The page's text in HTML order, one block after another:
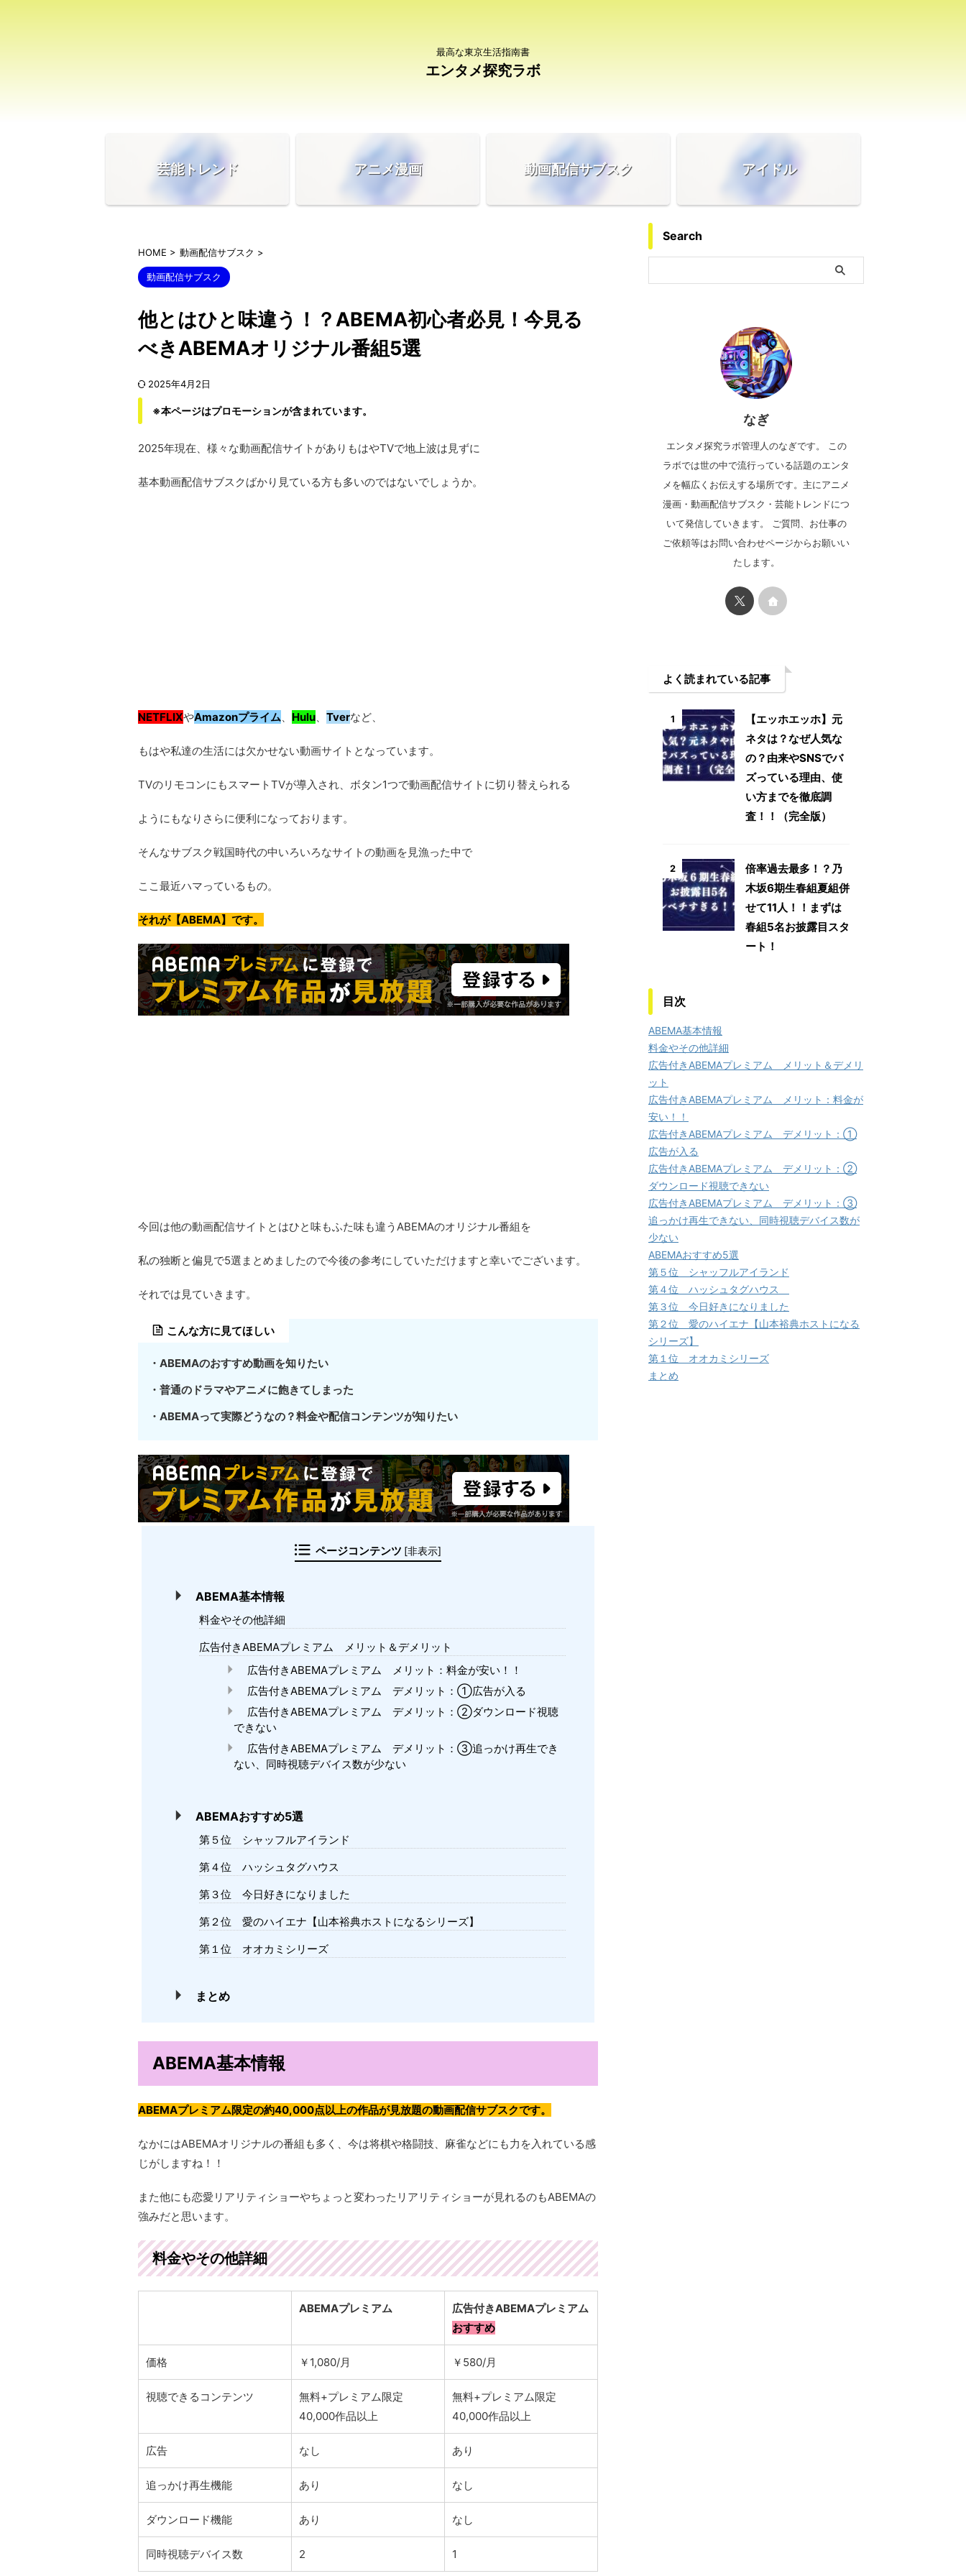
最高な東京生活指南書
エンタメ探究ラボ
芸能トレンド アニメ漫画 動画配信サブスク アイドル
HOME > 動画配信サブスク >
動画配信サブスク
他とはひと味違う！？ABEMA初心者必見！今見る
べきABEMAオリジナル番組5選
2025年4月2日
※本ページはプロモーションが含まれています。
2025年現在、様々な動画配信サイトがありもはやTVで地上波は見ずに
基本動画配信サブスクばかり見ている方も多いのではないでしょうか。
NETFLIXやAmazonプライム、 Hulu、 Tverなど、
もはや私達の生活には欠かせない動画サイトとなっています。
TVのリモコンにもスマートTVが導入され、ボタン1つで動画配信サイトに切り替えられる
ようにもなりさらに便利になっております。
そんなサブスク戦国時代の中いろいろなサイトの動画を見漁った中で
ここ最近ハマっているもの。
それが【ABEMA】です。
今回は他の動画配信サイトとはひと味もふた味も違うABEMAのオリジナル番組を
私の独断と偏見で5選まとめましたので今後の参考にしていただけますと幸いでございます。
それでは見ていきます。
こんな方に見てほしい
・ABEMAのおすすめ動画を知りたい
・普通のドラマやアニメに飽きてしまった
・ABEMAって実際どうなの？料金や配信コンテンツが知りたい
ページコンテンツ [非表示]
ABEMA基本情報
料金やその他詳細
広告付きABEMAプレミアム メリット＆デメリット
広告付きABEMAプレミアム メリット：料金が安い！！
広告付きABEMAプレミアム デメリット：①広告が入る
広告付きABEMAプレミアム デメリット：②ダウンロード視聴
できない
広告付きABEMAプレミアム デメリット：③追っかけ再生でき
ない、同時視聴デバイス数が少ない
ABEMAおすすめ5選
第５位 シャッフルアイランド
第４位 ハッシュタグハウス
第３位 今日好きになりました
第２位 愛のハイエナ【山本裕典ホストになるシリーズ】
第１位 オオカミシリーズ
まとめ
ABEMA基本情報
ABEMAプレミアム限定の約40,000点以上の作品が見放題の動画配信サブスクです。
なかにはABEMAオリジナルの番組も多く、今は将棋や格闘技、麻雀などにも力を入れている感
じがしますね！！
また他にも恋愛リアリティショーやちょっと変わったリアリティショーが見れるのもABEMAの
強みだと思います。
料金やその他詳細
ABEMAプレミアム
広告付きABEMAプレミアム
おすすめ
価格 ￥1,080/月 ￥580/月
視聴できるコンテンツ
無料+プレミアム限定
40,000作品以上
無料+プレミアム限定
40,000作品以上
広告 なし あり
追っかけ再生機能 あり なし
ダウンロード機能 あり なし
同時視聴デバイス数 2 1
Search
なぎ
エンタメ探究ラボ管理人のなぎです。 この
ラボでは世の中で流行っている話題のエンタ
メを幅広くお伝えする場所です。主にアニメ
漫画・動画配信サブスク・芸能トレンドにつ
いて発信していきます。 ご質問、お仕事の
ご依頼等はお問い合わせページからお願いい
たします。
よく読まれている記事
1
【エッホエッホ】元
ネタは？なぜ人気な
の？由来やSNSでバ
ズっている理由、使
い方までを徹底調
査！！（完全版）
2
倍率過去最多！？乃
木坂6期生春組夏組併
せて11人！！まずは
春組5名お披露目スタ
ート！
目次
ABEMA基本情報
料金やその他詳細
広告付きABEMAプレミアム メリット＆デメリ
ット
広告付きABEMAプレミアム メリット：料金が
安い！！
広告付きABEMAプレミアム デメリット：①
広告が入る
広告付きABEMAプレミアム デメリット：②
ダウンロード視聴できない
広告付きABEMAプレミアム デメリット：③
追っかけ再生できない、同時視聴デバイス数が
少ない
ABEMAおすすめ5選
第５位 シャッフルアイランド
第４位 ハッシュタグハウス
第３位 今日好きになりました
第２位 愛のハイエナ【山本裕典ホストになる
シリーズ】
第１位 オオカミシリーズ
まとめ